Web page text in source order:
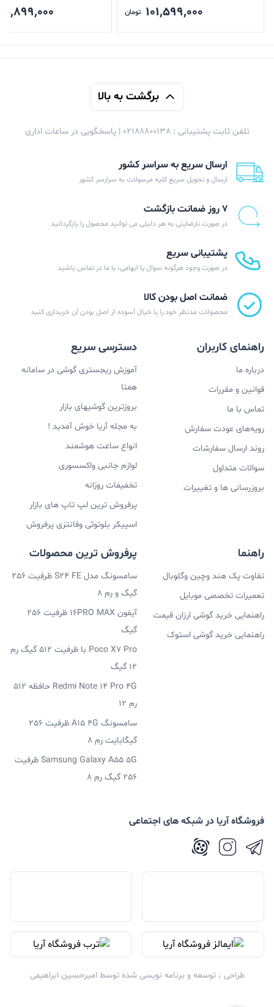
101,599,000 تومان
برگشت به بالا
تلفن ثابت پشتیبانی : 02188800138 | پاسخگویی در ساعات اداری
ارسال سریع به سراسر کشور
ارسال و تحویل سریع کلیه مرسولات به سرارسر کشور
۷ روز ضمانت بازگشت
در صورت نارضایتی به هر دلیلی می توانید محصول را بازگردانید
پشتیبانی سریع
در صورت وجود هرگونه سوال یا ابهامی، با ما در تماس باشید
ضمانت اصل بودن کالا
محصولات مدنظر خود را با خیال آسوده از اصل بودن آن خریداری کنید
راهنمای کاربران
درباره ما
قوانین و مقررات
تماس با ما
رویه‌های عودت سفارش
روند ارسال سفارشات
سوالات متداول
بروزرسانی ها و تغییرات
دسترسی سریع
آموزش ریجستری گوشی در سامانه
همتا
بروزترین گوشیهای بازار
به مجله آریا خوش آمدید !
انواع ساعت هوشمند
لوازم جانبی واکسسوری
تخفیفات روزانه
پرفروش ترین لپ تاپ های بازار
اسپیکر بلوتوثی وفانتزی پرفروش
راهنما
تفاوت پک هند وچین وگلوبال
تعمیرات تخصصی موبایل
راهنمایی خرید گوشی ارزان قیمت
راهنمایی خرید گوشی استوک
پرفروش ترین محصولات
سامسونگ مدل S24 FE ظرفیت 256
گیگ و رم 8
آیفون 16PRO MAX ظرفیت 256
گیگ
Poco X7 Pro با ظرفیت 512 گیگ رم
12 گیگ
Redmi Note 14 Pro 4G حافظه 512
رم 12
سامسونگ A15 4G ظرفیت 256
گیگابایت رم 8
Samsung Galaxy A55 5G ظرفیت
256 گیگ رم 8
فروشگاه آریا در شبکه های اجتماعی
طراحی ، توسعه و برنامه نویسی شده توسط امیرحسین ابراهیمی